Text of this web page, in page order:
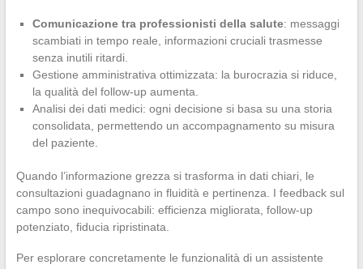
Comunicazione tra professionisti della salute: messaggi
scambiati in tempo reale, informazioni cruciali trasmesse
senza inutili ritardi.
Gestione amministrativa ottimizzata: la burocrazia si riduce,
la qualità del follow-up aumenta.
Analisi dei dati medici: ogni decisione si basa su una storia
consolidata, permettendo un accompagnamento su misura
del paziente.
Quando l’informazione grezza si trasforma in dati chiari, le
consultazioni guadagnano in fluidità e pertinenza. I feedback sul
campo sono inequivocabili: efficienza migliorata, follow-up
potenziato, fiducia ripristinata.
Per esplorare concretamente le funzionalità di un assistente